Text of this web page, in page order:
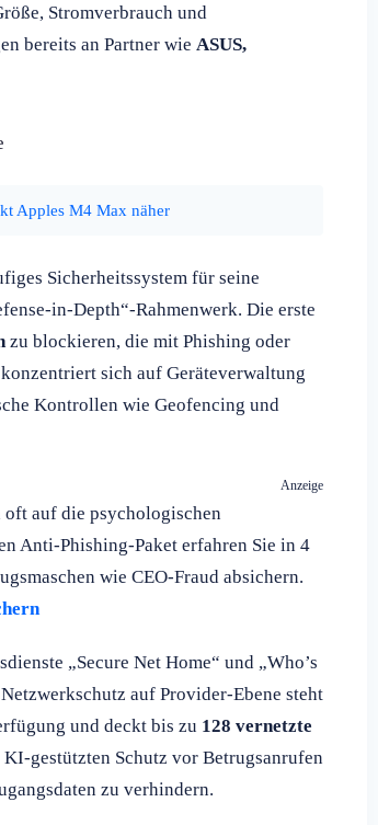
Stromverbrauch und
bereits an Partner wie ASUS,
Apples M4 Max näher
Sicherheitssystem für seine
in-Depth“-Rahmenwerk. Die erste
zu blockieren, die mit Phishing oder
sich auf Geräteverwaltung
Kontrollen wie Geofencing und
Anzeige
auf die psychologischen
Anti-Phishing-Paket erfahren Sie in 4
wie CEO-Fraud absichern.
„Secure Net Home“ und „Who’s
auf Provider-Ebene steht
und deckt bis zu 128 vernetzte
gestützten Schutz vor Betrugsanrufen
zu verhindern.